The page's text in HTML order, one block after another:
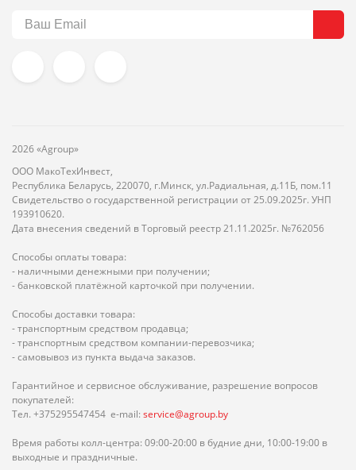
2026 «Agroup»
ООО МакоТехИнвест,
Республика Беларусь, 220070, г.Минск, ул.Радиальная, д.11Б, пом.11
Свидетельство о государственной регистрации от 25.09.2025г. УНП
193910620.
Дата внесения сведений в Торговый реестр 21.11.2025г. №762056
Способы оплаты товара:
- наличными денежными при получении;
- банковской платёжной карточкой при получении.
Способы доставки товара:
- транспортным средством продавца;
- транспортным средством компании-перевозчика;
- самовывоз из пункта выдача заказов.
Гарантийное и сервисное обслуживание, разрешение вопросов
покупателей:
Тел. +375295547454 e-mail: service@agroup.by
Время работы колл-центра: 09:00-20:00 в будние дни, 10:00-19:00 в
выходные и праздничные.